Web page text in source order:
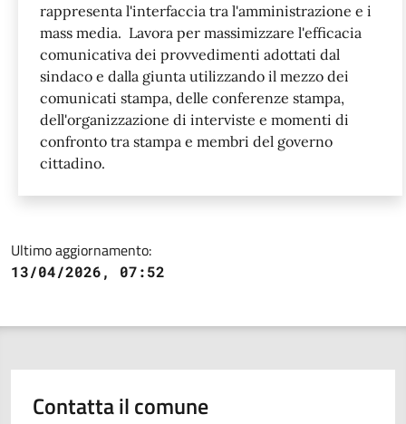
rappresenta l'interfaccia tra l'amministrazione e i
mass media. Lavora per massimizzare l'efficacia
comunicativa dei provvedimenti adottati dal
sindaco e dalla giunta utilizzando il mezzo dei
comunicati stampa, delle conferenze stampa,
dell'organizzazione di interviste e momenti di
confronto tra stampa e membri del governo
cittadino.
Ultimo aggiornamento:
13/04/2026, 07:52
Contatta il comune